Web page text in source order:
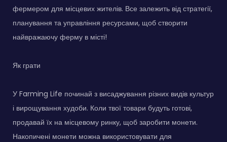
фермером для місцевих жителів. Все залежить від стратегії,
планування та управління ресурсами, щоб створити
найвражаючу ферму в місті!
Як грати
У Farming Life починай з висаджування різних видів культур
і вирощування худоби. Коли твої товари будуть готові,
продавай їх на місцевому ринку, щоб заробити монети.
Накопичені монети можна використовувати для